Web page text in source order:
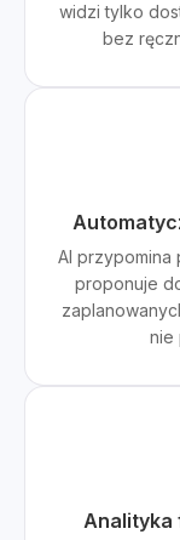
widzi tylko
bez
AI przypomina
proponuje
nie
Analityka